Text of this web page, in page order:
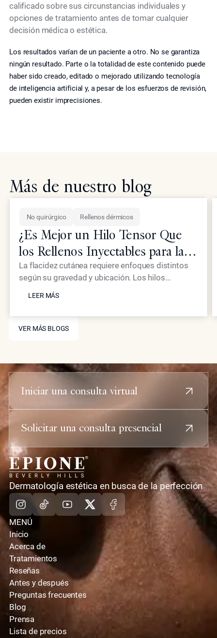
calificado sobre sus circunstancias individuales y
opciones de tratamiento antes de tomar cualquier
decisión médica o estética.
Los resultados varían de un paciente a otro. No se garantiza
ningún resultado. Parte o la totalidad de este contenido puede
haber sido creado, editado o mejorado utilizando tecnología
de inteligencia artificial y, a pesar de los esfuerzos de revisión,
pueden existir imprecisiones.
Más de nuestro blog
VER MÁS BLOGS
VER MÁS BLOGS
No quirúrgico Rellenos dérmicos
¿Es Mejor un Hilo Tensor Que
los Rellenos Inyectables para la
Piel Flácida?
La flacidez cutánea requiere enfoques distintos
según su gravedad y ubicación. Los hilos
tensores proporcionan un efecto mecánico de
avanzados como Neustem ofrecen restauración
de volumen y estimulación de colágeno para un
LEER MÁS
Iniciar una consulta virtual
Solicitar una consulta presencial
casa
Dermatología estética en busca de la perfección
Instagram
TikTokYoutube
X Facebook
MENÚ
Inicio
Acerca de
Tratamientos
Reseñas
Antes y después
Preguntas frecuentes
Blog
Prensa
Lista de precios